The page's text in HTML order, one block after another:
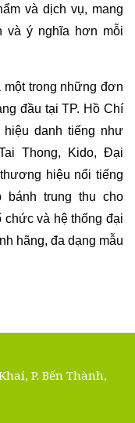
và dịch vụ, mang
và ý nghĩa hơn mỗi
một trong những đơn
đầu tại TP. Hồ Chí
hiệu danh tiếng như
Thong, Kido, Đại
hiệu nổi tiếng
bánh trung thu cho
chức và hệ thống đại
hãng, đa dạng mẫu
P. Bến Thành,